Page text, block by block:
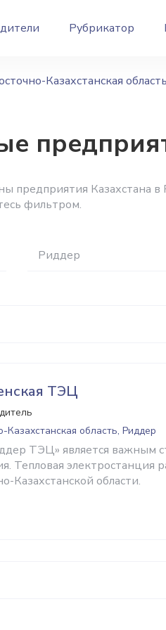
Рубрикатор
Казахстанская область
предприятия Казахстана
фильтром.
Риддер
ТЭЦ
Казахстанская область, Риддер
ТЭЦ» является важным
Тепловая электростанция
Казахстанской области.